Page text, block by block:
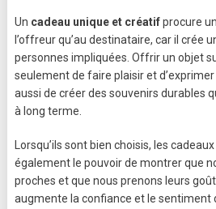
Un cadeau unique et créatifprocure
l’offreur qu’au destinataire, car il crée
personnes impliquées. Offrir un objet
seulement de faire plaisir et
aussi de créer des souvenirs durables
à long terme.
Lorsqu’ils sont bien choisis, les
également le pouvoir de montrer que
proches et que nous prenons leurs
augmente la confiance et le sentiment